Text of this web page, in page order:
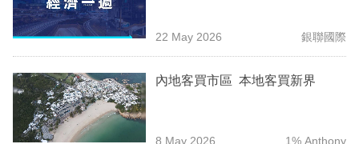
投
資
樓
市
理
22 May 2026 銀聯國際
內地客買市區 本地客買新界
8 May 2026 1% Anthony